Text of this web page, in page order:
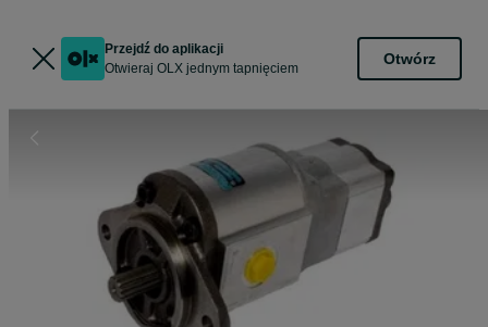
Przejdź do aplikacji
Otwieraj OLX jednym tapnięciem
Otwórz